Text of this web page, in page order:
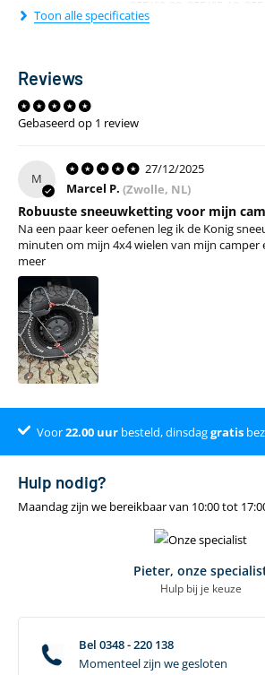
265/55-20, 265/70-18,
Soort
Benodigde
wielkastruimte
12mm
Zelfspannend
Ja
Installatiegemak
Gebruik
Geschikt voor
camper
Toon alle specificaties
Reviews
Gebaseerd op 1 review
M
27/12/2025
Marcel P. (Zwolle, NL)
Robuuste sneeuwketting voor mijn
Na een paar keer oefenen leg ik de Konig
minuten om mijn 4x4 wielen van mijn camper
meer
Voor22.00uurbesteld, dinsdaggratis
Dé online specialist
Klantenbeoordeling 9.4
Hulp nodig?
Maandag zijn we bereikbaar van 10:00 tot
Pieter, onze
Hulp bij je keuze
Bel 0348 - 220 138
Momenteel zijn we gesloten